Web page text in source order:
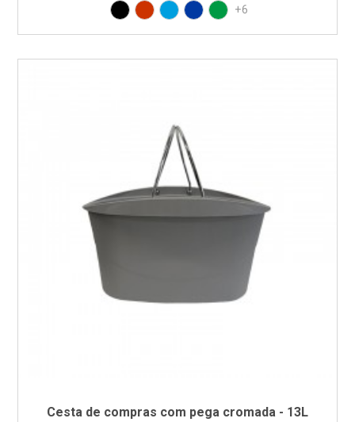
Preto Vermelho RAL3020
Azul PAN 299C
Azul PAN 293C
Verde PAN 347C
+6
Cesta de compras com pega cromada - 13L